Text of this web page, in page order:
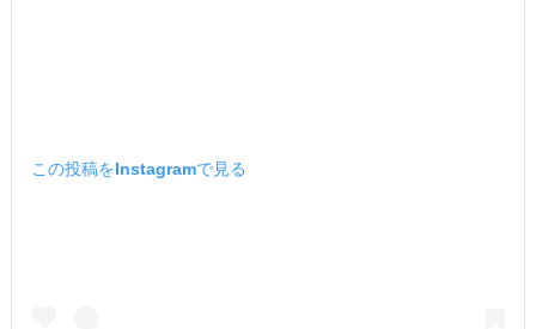
この投稿をInstagramで見る